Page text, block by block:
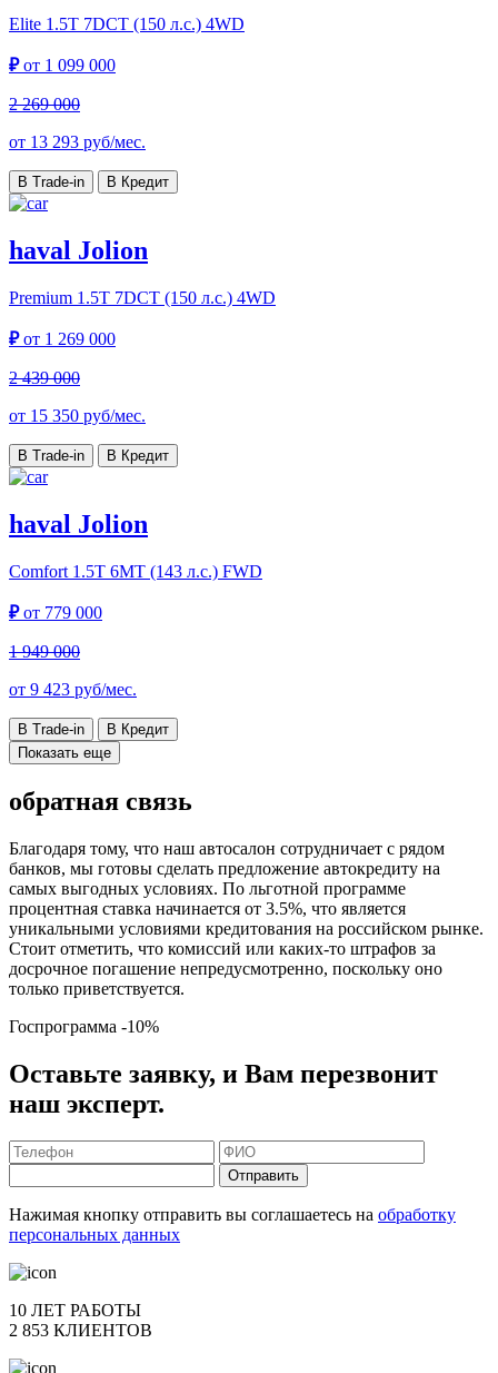
Elite 1.5T 7DCT (150 л.с.) 4WD
₽от 1 099 000
2 269 000
от 13 293 руб/мес.
В Trade-in В Кредит
haval Jolion
Premium 1.5T 7DCT (150 л.с.) 4WD
₽от 1 269 000
2 439 000
от 15 350 руб/мес.
В Trade-in В Кредит
haval Jolion
Comfort 1.5T 6MT (143 л.с.) FWD
₽от 779 000
1 949 000
от 9 423 руб/мес.
В Trade-in
В Кредит
Показать еще
обратная связь
Благодаря тому, что наш автосалон сотрудничает с рядом
банков, мы готовы сделать предложение автокредиту на
самых выгодных условиях. По льготной программе
процентная ставка начинается от 3.5%, что является
уникальными условиями кредитования на российском рынке.
Стоит отметить, что комиссий или каких-то штрафов за
досрочное погашение непредусмотренно, поскольку оно
только приветствуется.
Госпрограмма -10%
Оставьте заявку, и Вам перезвонит
наш эксперт.
Отправить
Нажимая кнопку отправить вы соглашаетесь на обработку
персональных данных
10 ЛЕТ РАБОТЫ
2 853 КЛИЕНТОВ